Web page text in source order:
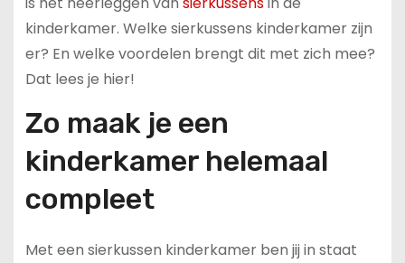
kinderkamer. Welke sierkussens kinderkamer zijn
er? En welke voordelen brengt dit met zich mee?
Dat lees je hier!
Zo maak je een
kinderkamer helemaal
compleet
Met een sierkussen kinderkamer ben jij in staat